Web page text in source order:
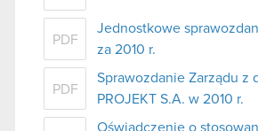
PDF
Jednostkowe
za 2010 r.
PDF
Sprawozdanie Zarządu z
PROJEKT S.A. w 2010 r.
Oświadczenie o